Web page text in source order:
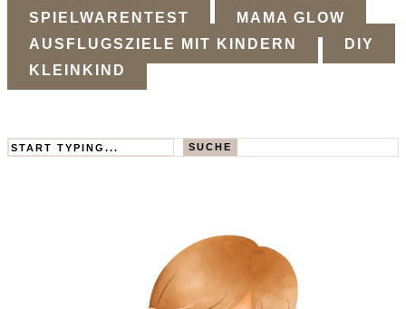
SPIELWARENTEST
MAMA GLOW
AUSFLUGSZIELE MIT KINDERN
DIY
KLEINKIND
Search SUCHE